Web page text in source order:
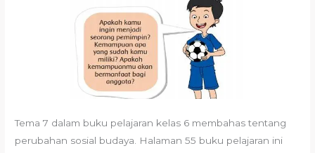
Tema 7 dalam buku pelajaran kelas 6 membahas tentang
perubahan sosial budaya. Halaman 55 buku pelajaran ini